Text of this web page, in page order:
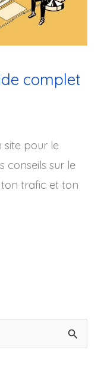
complet
site pour le
conseils sur le
trafic et ton